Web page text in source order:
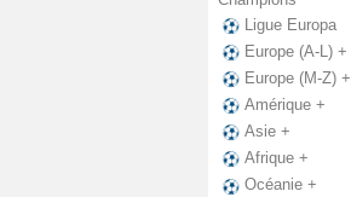
Ligue Europa
Europe (A-L) +
Europe (M-Z) +
Amérique +
Asie +
Afrique +
Océanie +